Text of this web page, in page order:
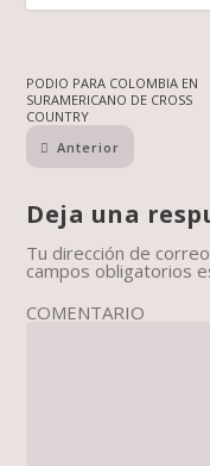
PODIO PARA COLOMBIA EN
SURAMERICANO DE CROSS
COUNTRY
Anterior
Deja una
Tu dirección de
campos obligatorios
COMENTARIO